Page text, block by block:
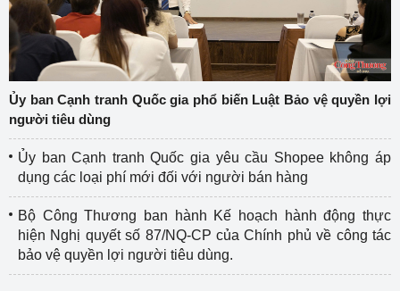
Ủy ban Cạnh tranh Quốc gia phổ biến Luật Bảo vệ quyền lợi
người tiêu dùng
Ủy ban Cạnh tranh Quốc gia yêu cầu Shopee không áp
dụng các loại phí mới đối với người bán hàng
Bộ Công Thương ban hành Kế hoạch hành động thực
hiện Nghị quyết số 87/NQ-CP của Chính phủ về công tác
bảo vệ quyền lợi người tiêu dùng.